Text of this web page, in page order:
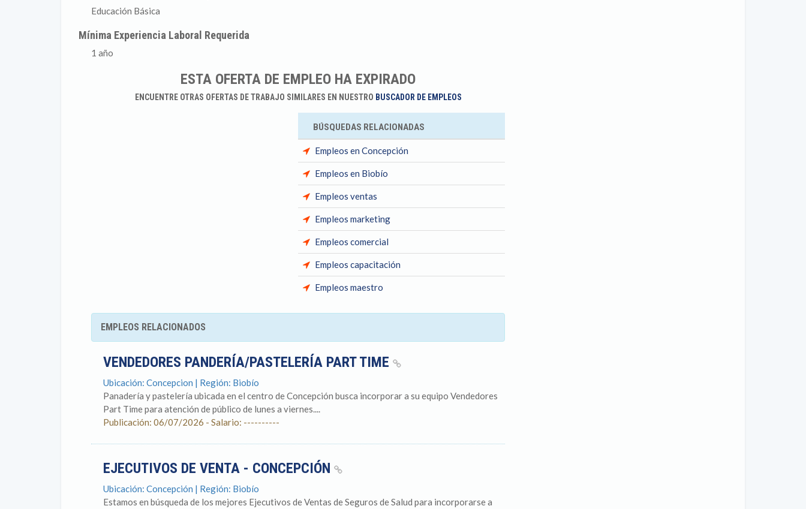
Educación Básica
Mínima Experiencia Laboral Requerida
1 año
ESTA OFERTA DE EMPLEO HA EXPIRADO
ENCUENTRE OTRAS OFERTAS DE TRABAJO SIMILARES EN NUESTRO BUSCADOR DE EMPLEOS
BÚSQUEDAS RELACIONADAS
Empleos en Concepción
Empleos en Biobío
Empleos ventas
Empleos marketing
Empleos comercial
Empleos capacitación
Empleos maestro
EMPLEOS RELACIONADOS
VENDEDORES PANDERÍA/PASTELERÍA PART TIME
Ubicación: Concepcion | Región: Biobío
Panadería y pastelería ubicada en el centro de Concepción busca incorporar a su equipo Vendedores
Part Time para atención de público de lunes a viernes....
Publicación: 06/07/2026 - Salario: ----------
EJECUTIVOS DE VENTA - CONCEPCIÓN
Ubicación: Concepción | Región: Biobío
Estamos en búsqueda de los mejores Ejecutivos de Ventas de Seguros de Salud para incorporarse a